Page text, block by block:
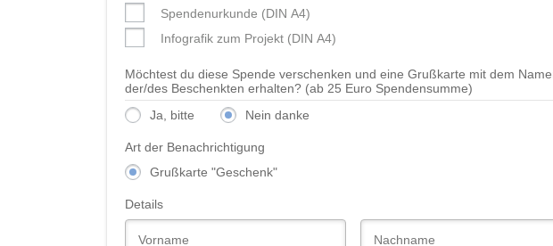
Spendenurkunde (DIN A4)
Infografik zum Projekt (DIN A4)
Möchtest du diese Spende verschenken und eine Grußkarte mit dem
der/des Beschenkten erhalten? (ab 25 Euro Spendensumme)
Ja, bitte
Nein danke
Art der Benachrichtigung
Grußkarte "Geschenk"
Details